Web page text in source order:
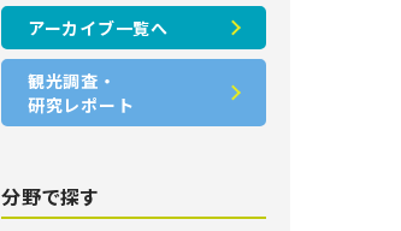
アーカイブ一覧へ
観光調査・
研究レポート
分野で探す